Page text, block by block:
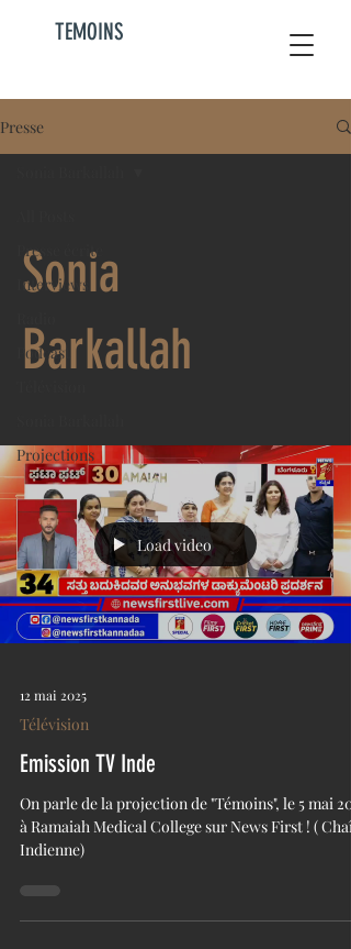
TEMOINS
Presse
Presse écrite
Interviews
Podcast
Projections
Sonia
Barkallah
Load video
12 mai 2025
Télévision
Emission TV Inde
On parle de la projection de "Témoins", le 5 mai
à Ramaiah Medical College sur News First ! ( Chaîne
Indienne)